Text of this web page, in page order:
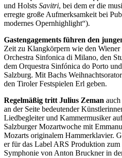
und Holsts Savitri, bei dem er die
erregte große Aufmerksamkeit bei
modernes Opernhighlight“).
Gastengagements führen den
Zeit zu Klangkörpern wie den
Orchestra Sinfonica di Milano, den
dem Orquestra Sinfónica do Porto
Salzburg. Mit Bachs
den Tiroler Festspielen Erl geben.
Regelmäßig tritt Julius Zeman
an der Seite bedeutender
Liedbegleiter und Kammermusiker
Salzburger Mozartwoche mit
Mozarts originalem Hammerklavier.
er für das Label ARS Produktion
Symphonie von Anton Bruckner in